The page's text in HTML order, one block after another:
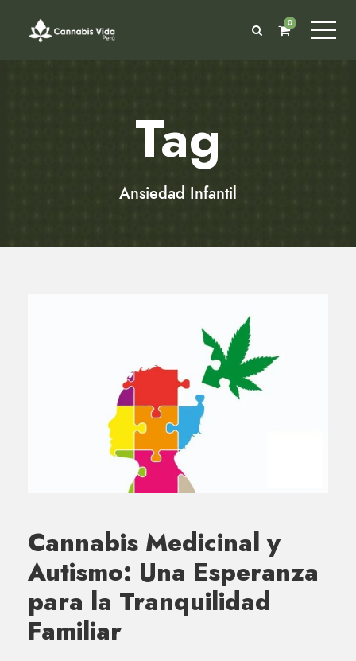
0
Tag
Ansiedad Infantil
Cannabis Medicinal y
Autismo: Una Esperanza
para la Tranquilidad
Familiar